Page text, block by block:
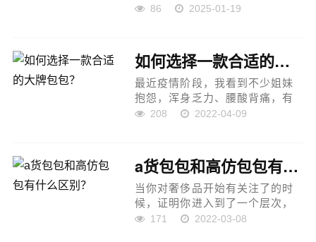
牌经典之作，全新精巧版本以更
搭配的理想选择。产品特点：...
86 2025-01-19
如何选择一款合适的大牌包包？
最近疫情阶段，我看到不少姐妹
抱怨，浑身乏力、腰酸背痛，有
点小毛病就怀疑自己得病，别担
&ldquo;包治百病&rdquo;.
说起包包，这段...
208 2022-04-09
a货包包和高仿包包有什么区别？
当你对奢侈品开始有关注了的时
候，证明你进入到了一个层次，
但是在之前的印象当中，只听说
171 2022-03-08